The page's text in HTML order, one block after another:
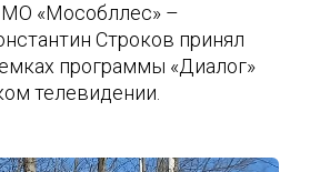
«Мособллес» –
Строков принял
программы «Диалог»
телевидении.